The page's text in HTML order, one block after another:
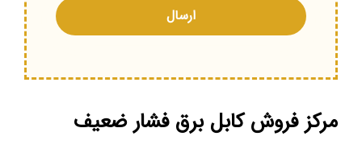
مرکز فروش کابل برق فشار ضعیف